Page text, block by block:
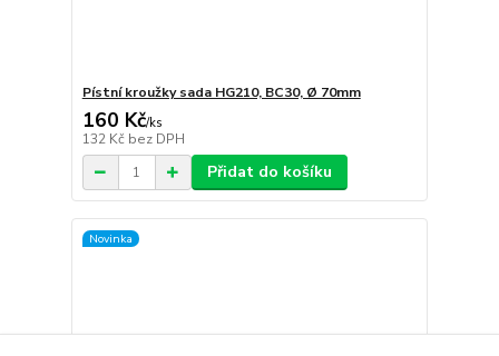
Pístní kroužky sada HG210, BC30, Ø 70mm
160 Kč/ks
132 Kč bez DPH
Přidat do košíku
Novinka